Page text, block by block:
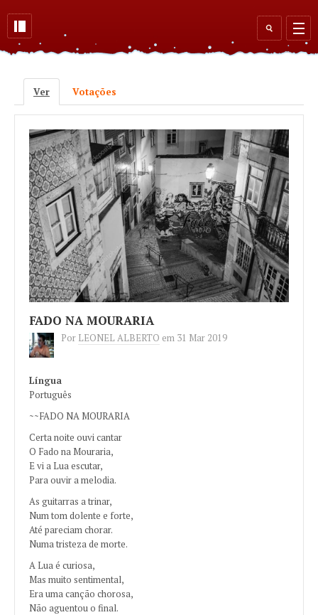
Search
form
Primary tabs
Ver (active tab)
Votações
FADO NA MOURARIA
Por LEONEL ALBERTO em 31 Mar 2019
Língua
Português
~~FADO NA MOURARIA
Certa noite ouvi cantar
O Fado na Mouraria,
E vi a Lua escutar,
Para ouvir a melodia.
As guitarras a trinar,
Num tom dolente e forte,
Até pareciam chorar.
Numa tristeza de morte.
A Lua é curiosa,
Mas muito sentimental,
Era uma canção chorosa,
Não aguentou o final.